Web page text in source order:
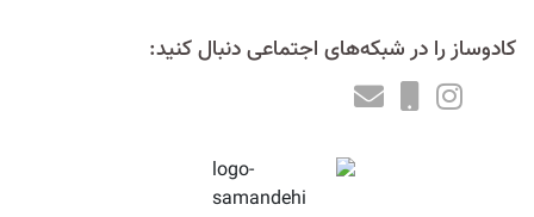
کادوساز را در شبکه‌های اجتماعی دنبال کنید: